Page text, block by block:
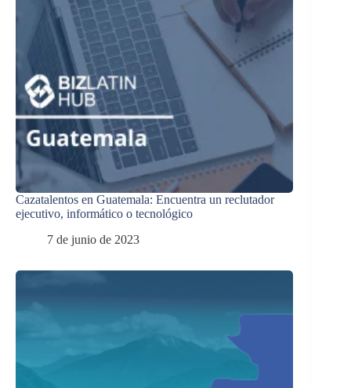
Cazatalentos en Guatemala: Encuentra un reclutador
ejecutivo, informático o tecnológico
7 de junio de 2023